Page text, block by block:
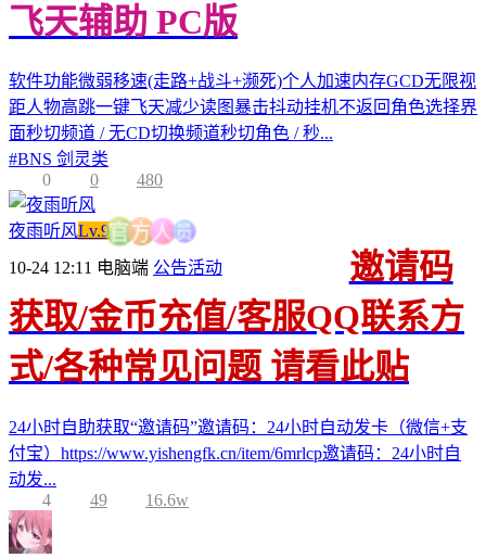
飞天辅助 PC版
软件功能微弱移速(走路+战斗+濒死)个人加速内存GCD无限视
距人物高跳一键飞天减少读图暴击抖动挂机不返回角色选择界
面秒切频道 / 无CD切换频道秒切角色 / 秒...
#BNS 剑灵类
0
0 480
夜雨听风Lv.9官 方 人员
10-24 12:11 电脑端 公告活动
邀请码
获取/金币充值/客服QQ联系方
式/各种常见问题 请看此贴
24小时自助获取“邀请码”邀请码：24小时自动发卡（微信+支
付宝）https://www.yishengfk.cn/item/6mrlcp邀请码：24小时自
动发...
4
49 16.6w